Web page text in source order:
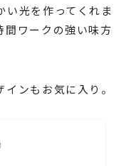
い光を作ってくれま
間ワークの強い味方
ンもお気に入り。